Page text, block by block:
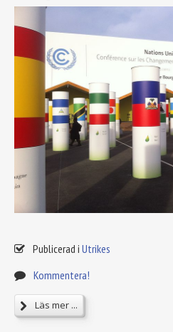
Publicerad i Utrikes
Kommentera!
Läs mer ...